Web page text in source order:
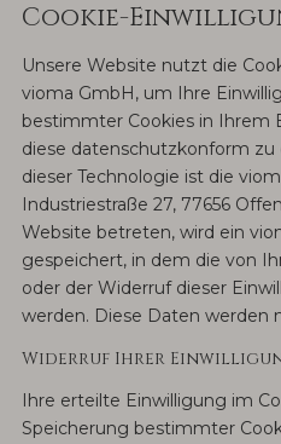
Cookie-
Unsere Website nutzt die
vioma GmbH, um Ihre
bestimmter Cookies in Ihrem
diese datenschutzkonform
dieser Technologie ist die
Industriestraße 27, 77656
Website betreten, wird ein
gespeichert, in dem die von
oder der Widerruf dieser
werden. Diese Daten werden
Widerruf Ihrer
Ihre erteilte Einwilligung im
Speicherung bestimmter